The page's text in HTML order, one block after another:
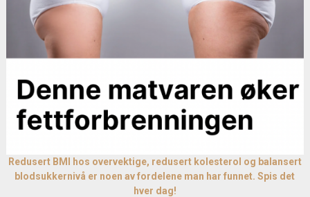
Redusert BMI hos overvektige, redusert kolesterol og balansert
blodsukkernivå er noen av fordelene man har funnet. Spis det
hver dag!